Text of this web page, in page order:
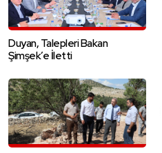
Duyan, Talepleri Bakan
Şimşek’e İletti